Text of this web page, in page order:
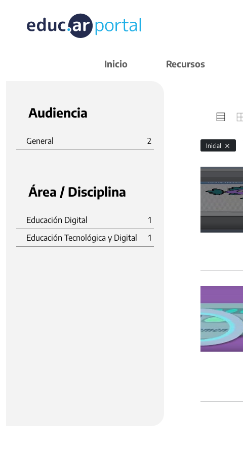
Inicio Recursos
Audiencia
General 2
Área / Disciplina
Educación Digital
1
Educación Tecnológica y Digital
1
Inicial